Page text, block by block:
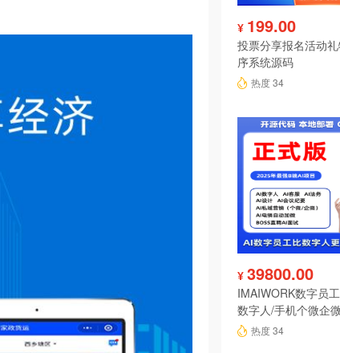
¥ 199.00
投票分享报名活动
序系统源码
热度 34
¥ 39800.00
IMAIWORK数字员
数字人/手机个微企
陪练/电销/客服/法
热度 34